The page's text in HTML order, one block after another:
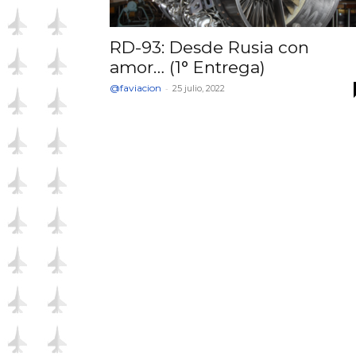
RD-93: Desde Rusia con
amor… (1° Entrega)
@faviacion - 25 julio, 2022